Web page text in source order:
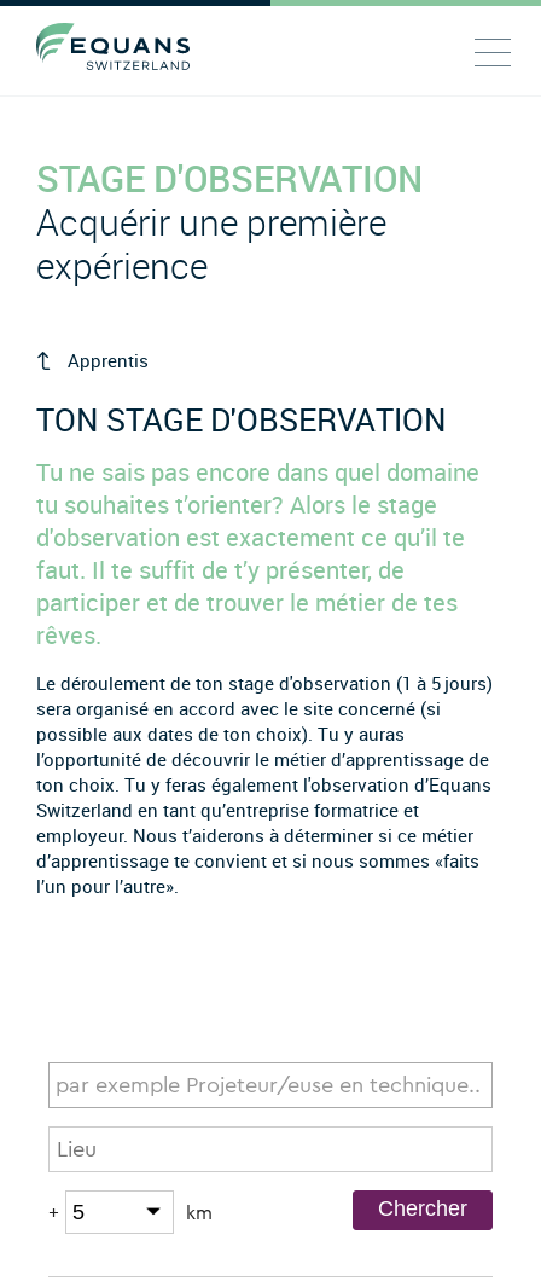
STAGE D'OBSERVATION
Acquérir une première
expérience
Apprentis
TON STAGE D'OBSERVATION
Tu ne sais pas encore dans quel domaine
tu souhaites t’orienter? Alors le stage
d'observation est exactement ce qu’il te
faut. Il te suffit de t’y présenter, de
participer et de trouver le métier de tes
rêves.
Le déroulement de ton stage d'observation (1 à 5 jours)
sera organisé en accord avec le site concerné (si
possible aux dates de ton choix). Tu y auras
l’opportunité de découvrir le métier d’apprentissage de
ton choix. Tu y feras également l'observation d’Equans
Switzerland en tant qu’entreprise formatrice et
employeur. Nous t’aiderons à déterminer si ce métier
d’apprentissage te convient et si nous sommes «faits
l’un pour l’autre».